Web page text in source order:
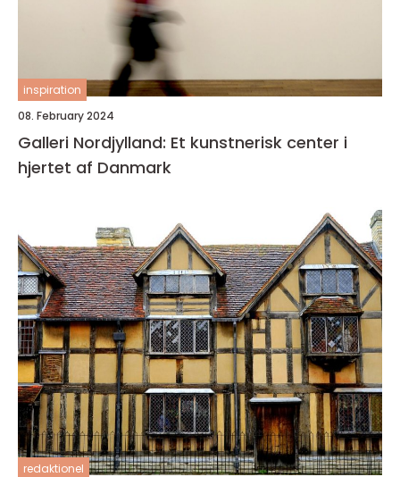
inspiration
08. February 2024
Galleri Nordjylland: Et kunstnerisk center i
hjertet af Danmark
redaktionel